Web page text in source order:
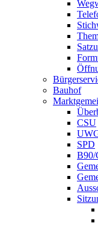
Bauhof
CSU
SPD
B90/